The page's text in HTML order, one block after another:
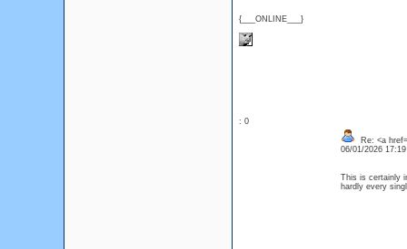
{___ONLINE___}
: 0
Re: <a
06/01/2026
This is certainly
hardly every